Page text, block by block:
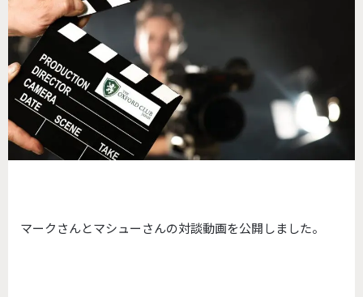
マークさんとマシューさんの対談動画を公開しました。